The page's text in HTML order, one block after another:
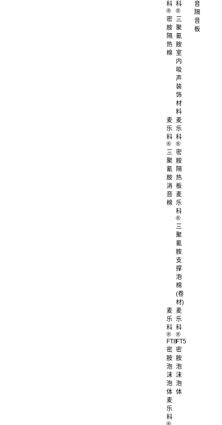
科
®
密
胺
隔
热
棉
科
®
三
聚
氰
胺
室
内
吸
声
装
饰
材
料
麦
乐
科
®
三
聚
氰
胺
消
音
棉
麦
乐
科
®
密
胺
隔
热
板
麦
乐
科
®
三
聚
氰
胺
支
撑
泡
棉
(卷
材)
麦
乐
科
®
FT8
密
胺
泡
沫
泡
体
麦
乐
科
®
FT5
密
胺
泡
沫
泡
体
麦
乐
科
音
隔
音
板